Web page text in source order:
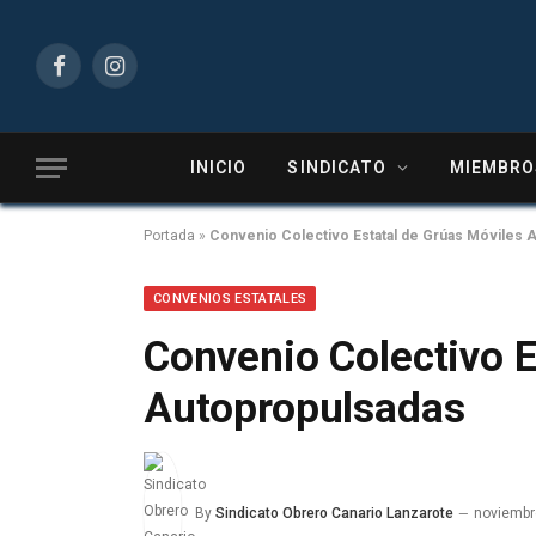
FacebookInstagram
INICIO SINDICATO
Portada » Convenio Colectivo Estatal de Grúas Móviles
CONVENIOS ESTATALES
Convenio Colectivo
Autopropulsadas
By Sindicato Obrero Canario Lanzarote